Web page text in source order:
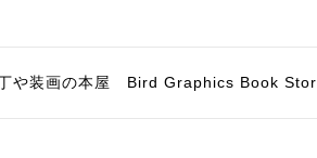
や装画の本屋 Bird Graphics Book